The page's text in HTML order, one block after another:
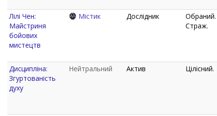
Лілі Чен:
Майстриня
бойових
мистецтв
Містик Дослідник
Обраний.
Страж.
Дисципліна:
Згуртованість
духу
Нейтральний Актив Цілісний.